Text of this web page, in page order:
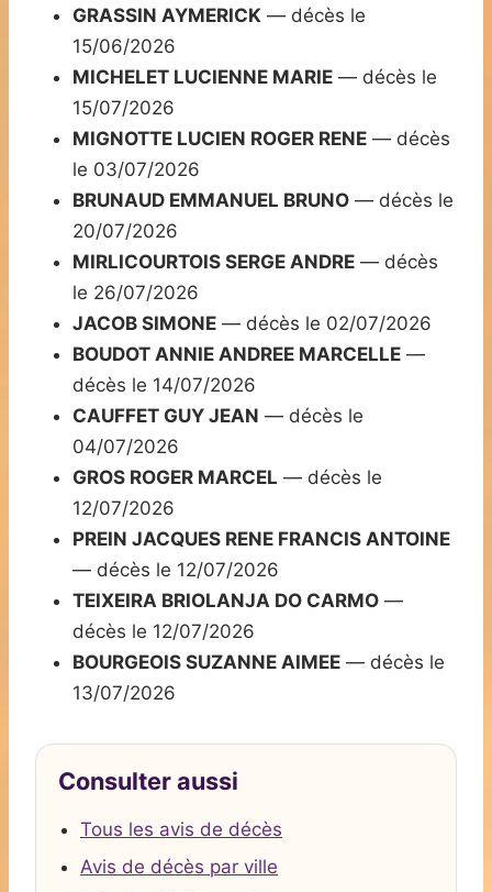
GRASSIN AYMERICK — décès le
15/06/2026
MICHELET LUCIENNE MARIE — décès le
15/07/2026
MIGNOTTE LUCIEN ROGER RENE — décès
le 03/07/2026
BRUNAUD EMMANUEL BRUNO — décès le
20/07/2026
MIRLICOURTOIS SERGE ANDRE — décès
le 26/07/2026
JACOB SIMONE — décès le 02/07/2026
BOUDOT ANNIE ANDREE MARCELLE —
décès le 14/07/2026
CAUFFET GUY JEAN — décès le
04/07/2026
GROS ROGER MARCEL — décès le
12/07/2026
PREIN JACQUES RENE FRANCIS ANTOINE
— décès le 12/07/2026
TEIXEIRA BRIOLANJA DO CARMO —
décès le 12/07/2026
BOURGEOIS SUZANNE AIMEE — décès le
13/07/2026
Consulter aussi
Tous les avis de décès
Avis de décès par ville